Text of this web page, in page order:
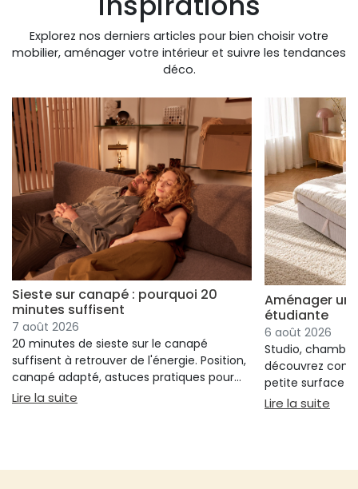
Explorez nos derniers articles pour bien choisir votre
mobilier, aménager votre intérieur et suivre les tendances
déco.
Sieste sur canapé : pourquoi 20
minutes suffisent
7 août 2026
20 minutes de sieste sur le canapé
suffisent à retrouver de l'énergie. Position,
canapé adapté, astuces pratiques pour
bien s'installer.
Lire la suite : Sieste sur canapé : pourquoi 20 minutes
Aménager un
étudiante
6 août 2026
Studio,
découvrez
petite surface à
confort ni
Lire la suite